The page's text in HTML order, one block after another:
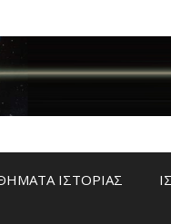
ΙΣΤΟΡΙΑΣ